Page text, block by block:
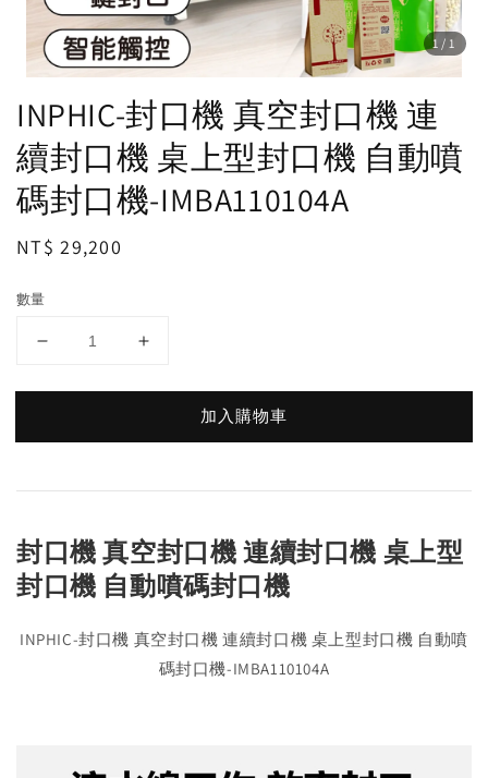
1 /1
INPHIC-封口機 真空封口機 連
續封口機 桌上型封口機 自動噴
碼封口機-IMBA110104A
Regular
NT$ 29,200
數量
加入購物車
封口機 真空封口機 連續封口機 桌上型
封口機 自動噴碼封口機
INPHIC-封口機 真空封口機 連續封口機 桌上型封口機 自動噴
碼封口機-IMBA110104A